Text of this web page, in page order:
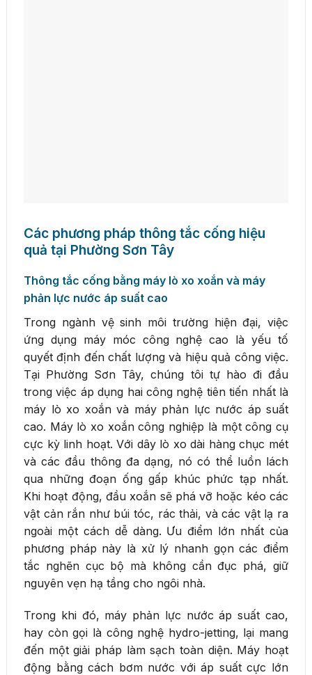
Các phương pháp thông tắc cống hiệu
quả tại Phường Sơn Tây
Thông tắc cống bằng máy lò xo xoắn và máy
phản lực nước áp suất cao
Trong ngành vệ sinh môi trường hiện đại, việc
ứng dụng máy móc công nghệ cao là yếu tố
quyết định đến chất lượng và hiệu quả công việc.
Tại Phường Sơn Tây, chúng tôi tự hào đi đầu
trong việc áp dụng hai công nghệ tiên tiến nhất là
máy lò xo xoắn và máy phản lực nước áp suất
cao. Máy lò xo xoắn công nghiệp là một công cụ
cực kỳ linh hoạt. Với dây lò xo dài hàng chục mét
và các đầu thông đa dạng, nó có thể luồn lách
qua những đoạn ống gấp khúc phức tạp nhất.
Khi hoạt động, đầu xoắn sẽ phá vỡ hoặc kéo các
vật cản rắn như búi tóc, rác thải, và các vật lạ ra
ngoài một cách dễ dàng. Ưu điểm lớn nhất của
phương pháp này là xử lý nhanh gọn các điểm
tắc nghẽn cục bộ mà không cần đục phá, giữ
nguyên vẹn hạ tầng cho ngôi nhà.
Trong khi đó, máy phản lực nước áp suất cao,
hay còn gọi là công nghệ hydro-jetting, lại mang
đến một giải pháp làm sạch toàn diện. Máy hoạt
động bằng cách bơm nước với áp suất cực lớn